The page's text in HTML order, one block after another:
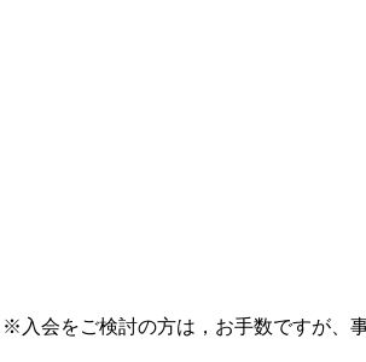
※入会をご検討の方は，お手数ですが、